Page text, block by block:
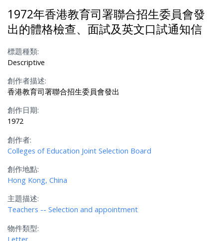
1972年香港教育司署聯合招生委員會發
出的體格檢查、面試及英文口試通知信
標題種類:
Descriptive
創作者描述:
香港教育司署聯合招生委員會發出
創作日期:
1972
創作者:
Colleges of Education Joint Selection Board
創作地點:
Hong Kong, China
主題描述:
Teachers -- Selection and appointment
物件類型:
Letter